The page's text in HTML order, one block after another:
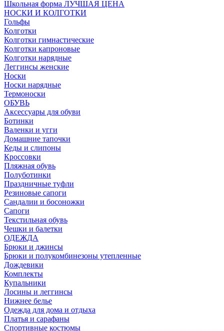
Школьная форма ЛУЧШАЯ ЦЕНА
НОСКИ И КОЛГОТКИ
Гольфы
Колготки
Колготки гимнастические
Колготки капроновые
Колготки нарядные
Леггинсы женские
Носки
Носки нарядные
Термоноски
ОБУВЬ
Аксессуары для обуви
Ботинки
Валенки и угги
Домашние тапочки
Кеды и слипоны
Кроссовки
Пляжная обувь
Полуботинки
Праздничные туфли
Резиновые сапоги
Сандалии и босоножки
Сапоги
Текстильная обувь
Чешки и балетки
ОДЕЖДА
Брюки и джинсы
Брюки и полукомбинезоны утепленные
Дождевики
Комплекты
Купальники
Лосины и леггинсы
Нижнее белье
Одежда для дома и отдыха
Платья и сарафаны
Спортивные костюмы